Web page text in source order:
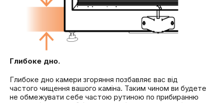
Глибоке дно.
Глибоке дно камери згоряння позбавляє вас від
частого чищення вашого каміна. Таким чином ви будете
не обмежувати себе частою рутиною по прибиранню